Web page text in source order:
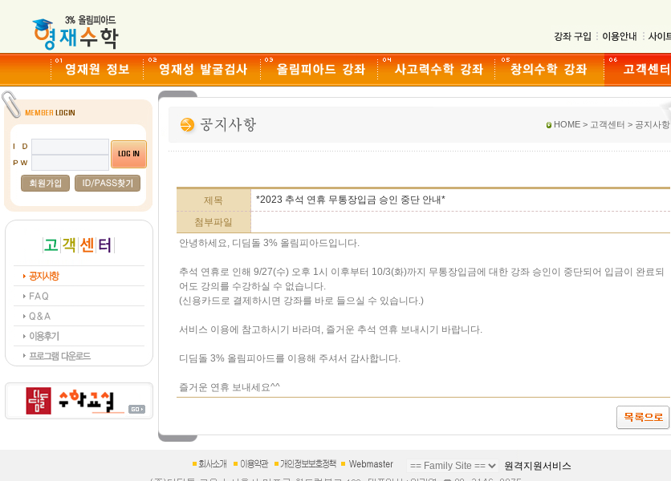
HOME > 고객센터 > 공지사항
제목
*2023 추석 연휴 무통장입금 승인 중단 안내*
첨부파일
안녕하세요, 디딤돌 3% 올림피아드입니다.
추석 연휴로 인해 9/27(수) 오후 1시 이후부터 10/3(화)까지 무통장입금에 대한 강좌 승인이 중단되어 입금이 완료되
어도 강의를 수강하실 수 없습니다.
(신용카드로 결제하시면 강좌를 바로 들으실 수 있습니다.)
서비스 이용에 참고하시기 바라며, 즐거운 추석 연휴 보내시기 바랍니다.
디딤돌 3% 올림피아드를 이용해 주셔서 감사합니다.
즐거운 연휴 보내세요^^
원격지원서비스